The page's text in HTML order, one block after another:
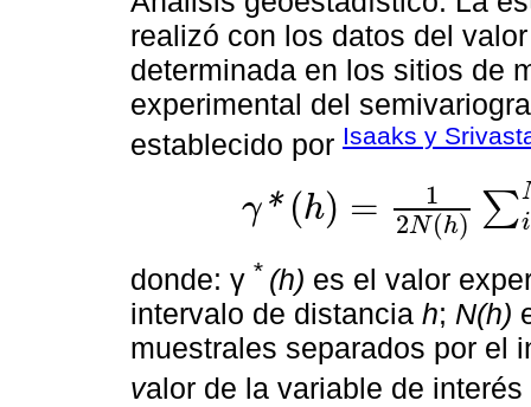
realizó con los datos del
determinada en los sitios de
experimental del
establecido por Isaaks y
γ* (h) =
1
2N(h) ∑i
γ *h 2Nh ∑ = NHz +h-zxi2
donde: γ * (h) es el valor
intervalo de distancia h; N(h)
muestrales separados por el
valor de la variable de